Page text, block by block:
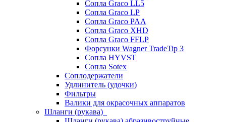
Сопла Graco LL5
Сопла Graco LP
Сопла Graco PAA
Сопла Graco XHD
Сопла Graco FFLP
Форсунки Wagner TradeTip 3
Сопла HYVST
Сопла Sotex
Соплодержатели
Удлинитель (удочки)
Фильтры
Валики для окрасочных аппаратов
Шланги (рукава)